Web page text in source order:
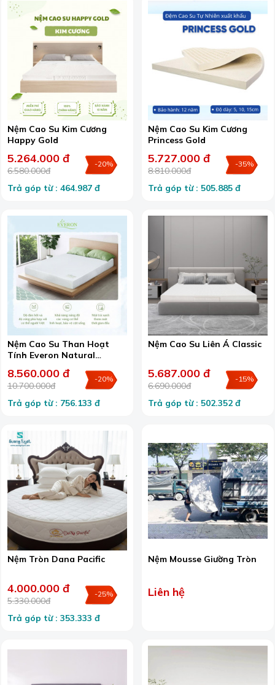
Nệm Cao Su Kim Cương
Happy Gold
5.264.000 đ
6.580.000đ
-20%
Trả góp từ : 464.987 đ
Nệm Cao Su Kim Cương
Princess Gold
5.727.000 đ
8.810.000đ
-35%
Trả góp từ : 505.885 đ
Nệm Cao Su Than Hoạt
Tính Everon Natural
Charcoal Latex
8.560.000 đ
10.700.000đ
-20%
Trả góp từ : 756.133 đ
Nệm Cao Su Liên Á Classic
5.687.000 đ
6.690.000đ
-15%
Trả góp từ : 502.352 đ
Nệm Tròn Dana Pacific
4.000.000 đ
5.330.000đ
-25%
Trả góp từ : 353.333 đ
Nệm Mousse Giường Tròn
Liên hệ